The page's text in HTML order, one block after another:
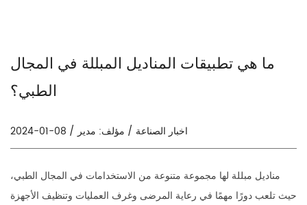
ما هي تطبيقات المناديل المبللة في المجال
الطبي؟
2024-01-08 / اخبار الصناعة / مؤلف: مدير
مناديل مبللة لها مجموعة متنوعة من الاستخدامات في المجال الطبي،
حيث تلعب دورًا مهمًا في رعاية المرضى وغرف العمليات وتنظيف الأجهزة